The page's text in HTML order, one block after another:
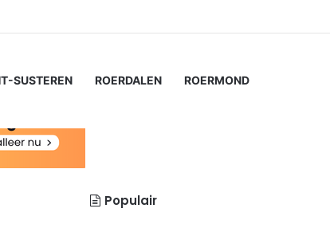
skin
SUSTEREN ROERDALEN ROERMOND
Populair